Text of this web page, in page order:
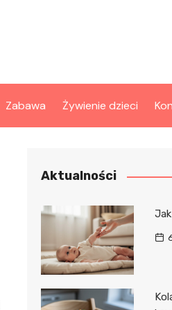
Zabawa Żywienie dzieci
Aktualności